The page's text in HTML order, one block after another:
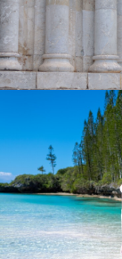
ニューカレド
NIA PHOTO